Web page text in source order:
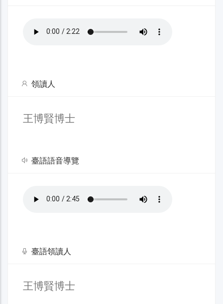
領讀人
王博賢博士
臺語語音導覽
臺語領讀人
王博賢博士